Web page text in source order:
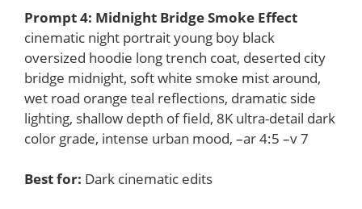
Prompt 4: Midnight Bridge Smoke Effect
cinematic night portrait young boy black
oversized hoodie long trench coat, deserted city
bridge midnight, soft white smoke mist around,
wet road orange teal reflections, dramatic side
lighting, shallow depth of field, 8K ultra-detail dark
color grade, intense urban mood, –ar 4:5 –v 7
Best for: Dark cinematic edits